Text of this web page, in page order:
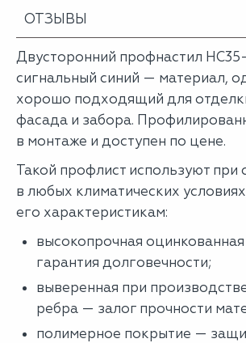
ОТЗЫВЫ
Двусторонний профнастил
сигнальный синий — материал,
хорошо подходящий для
фасада и забора.
в монтаже и доступен по цене.
Такой профлист используют при
в любых климатических
его характеристикам:
высокопрочная
гарантия долговечности;
выверенная при
ребра — залог прочности
полимерное покрытие —